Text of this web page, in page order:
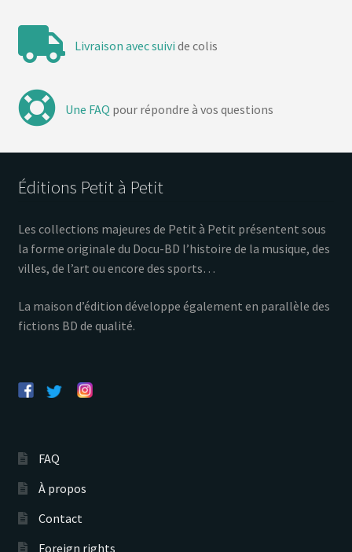
Livraison avec suivi de colis
Une FAQ pour répondre à vos questions
Éditions Petit à Petit
Les collections majeures de Petit à Petit présentent sous
la forme originale du Docu-BD l’histoire de la musique, des
villes, de l’art ou encore des sports…
La maison d’édition développe également en parallèle des
fictions BD de qualité.
FAQ
À propos
Contact
Foreign rights